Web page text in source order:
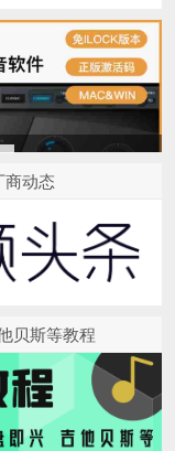
4 动态
贝斯等教程